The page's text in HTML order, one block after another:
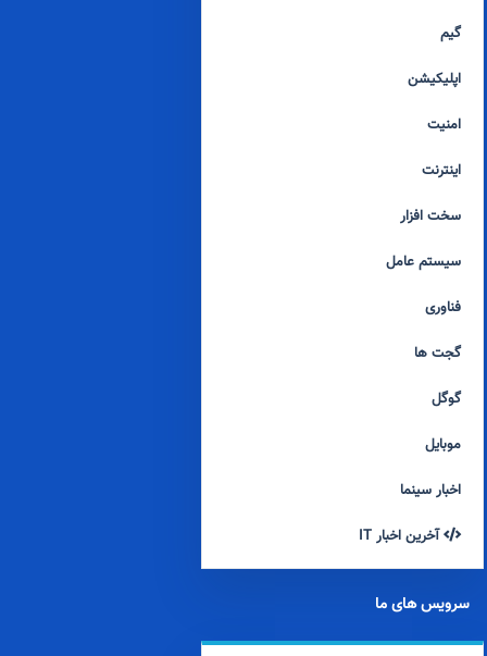
گیم
اپلیکیشن
امنیت
اینترنت
سخت افزار
سیستم عامل
فناوری
گجت ها
گوگل
موبایل
اخبار سینما
آخرین اخبار IT
سرویس های ما